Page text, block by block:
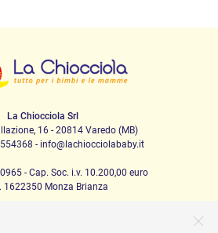
La Chiocciola Srl
16 - 20814 Varedo (MB)
- info@lachiocciolababy.it
- Cap. Soc. i.v. 10.200,00 euro
1622350 Monza Brianza